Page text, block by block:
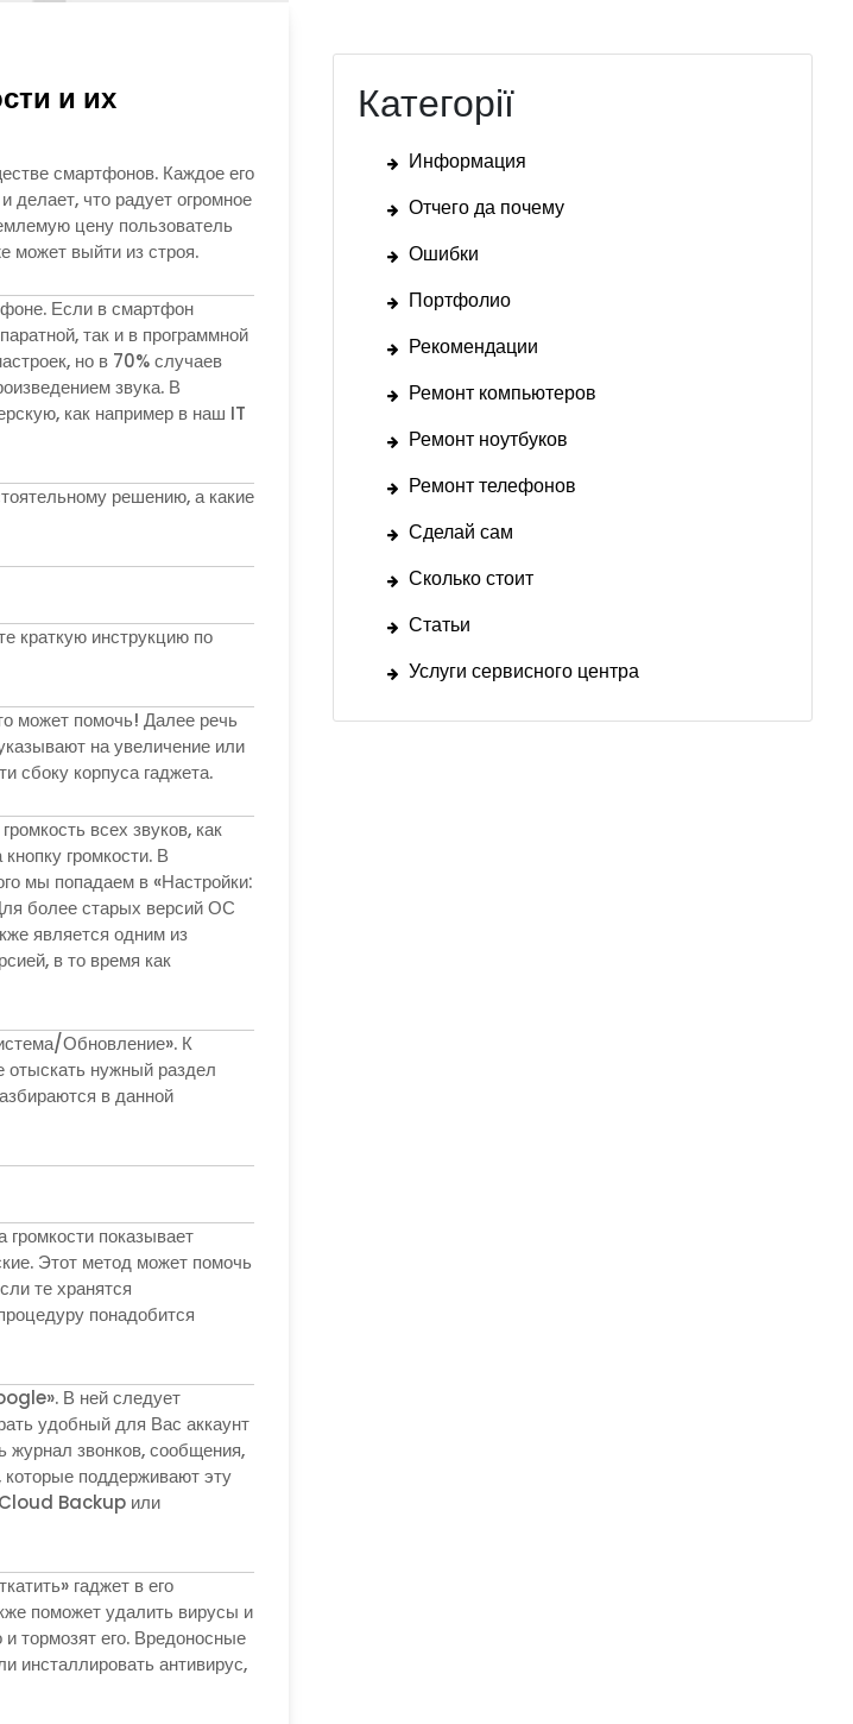
и их
смартфонов. Каждое его
что радует огромное
цену пользователь
может выйти из строя.
Если в смартфон
так и в программной
но в 70% случаев
звука. В
как например в наш IT
решению, а какие
краткую инструкцию по
может помочь! Далее речь
на увеличение или
сбоку корпуса гаджета.
всех звуков, как
громкости. В
мы попадаем в «Настройки:
более старых версий ОС
является одним из
в то время как
Обновление». К
нужный раздел
в данной
показывает
Этот метод может помочь
те хранятся
понадобится
В ней следует
удобный для Вас аккаунт
журнал звонков, сообщения,
поддерживают эту
Cloud Backup или
гаджет в его
поможет удалить вирусы и
тормозят его. Вредоносные
инсталлировать антивирус,
Категорії
Информация
Отчего да почему
Ошибки
Портфолио
Рекомендации
Ремонт компьютеров
Ремонт ноутбуков
Ремонт телефонов
Сделай сам
Сколько стоит
Статьи
Услуги сервисного центра